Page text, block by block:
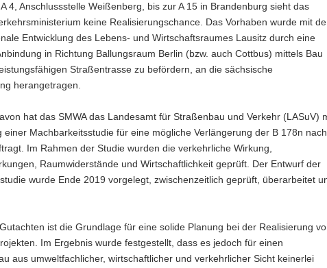
4, Anschlussstelle Weißenberg, bis zur A 15 in Brandenburg sieht das
keine Realisierungschance. Das Vorhaben wurde mit
Entwicklung des Lebens- und Wirtschaftsraumes Lausitz durch eine
in Richtung Ballungsraum Berlin (bzw. auch Cottbus) mittels Bau
Straßentrasse zu befördern, an die sächsische
herangetragen.
hat das SMWA das Landesamt für Straßenbau und Verkehr (LASuV)
einer Machbarkeitsstudie für eine mögliche Verlängerung der B 178n nach
Im Rahmen der Studie wurden die verkehrliche Wirkung,
Raumwiderstände und Wirtschaftlichkeit geprüft. Der Entwurf der
wurde Ende 2019 vorgelegt, zwischenzeitlich geprüft, überarbeitet
ist die Grundlage für eine solide Planung bei der Realisierung
Im Ergebnis wurde festgestellt, dass es jedoch für einen
aus umweltfachlicher, wirtschaftlicher und verkehrlicher Sicht keinerlei